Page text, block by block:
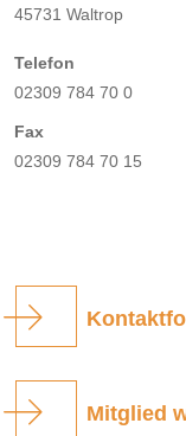
45731 Waltrop
Telefon
02309 784 70 0
Fax
02309 784 70 15
Mitglied